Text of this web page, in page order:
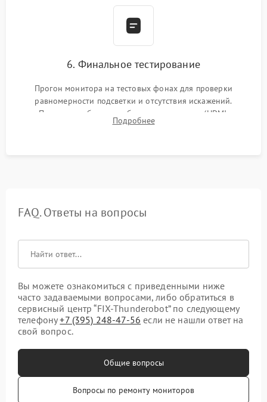
6. Финальное тестирование
Прогон монитора на тестовых фонах для проверки
равномерности подсветки и отсутствия искажений.
Проверка работоспособности всех портов (HDMI,
DisplayPort, VGA) и кнопок управления под нагрузкой в
Подробнее
FAQ. Ответы на вопросы
Вы можете ознакомиться с приведенными ниже
часто задаваемыми вопросами, либо обратиться в
сервисный центр “FIX-Thunderobot” по следующему
телефону+7 (395) 248-47-56 если не нашли ответ на
свой вопрос.
Общие вопросы
Вопросы по ремонту мониторов